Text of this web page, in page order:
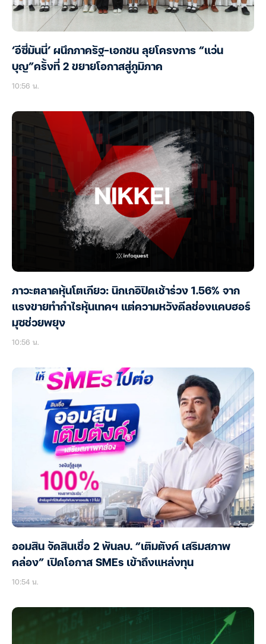
‘อีซี่มันนี่’ ผนึกภาครัฐ-เอกชน ลุยโครงการ “แว่น
บุญ”ครั้งที่ 2 ขยายโอกาสสู่ภูมิภาค
10:56 น.
ภาวะตลาดหุ้นโตเกียว: นิกเกอิปิดเช้าร่วง 1.56% จาก
แรงขายทำกำไรหุ้นเทคฯ แต่ความหวังดีลช่องแคบฮอร์
มุซช่วยพยุง
10:56 น.
ออมสิน จัดสินเชื่อ 2 พันลบ. “เติมตังค์ เสริมสภาพ
คล่อง” เปิดโอกาส SMEs เข้าถึงแหล่งทุน
10:54 น.